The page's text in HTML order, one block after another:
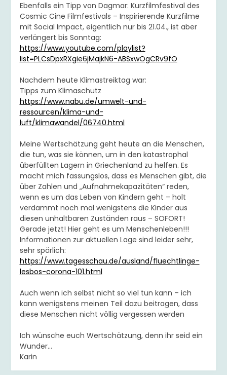
Ebenfalls ein Tipp von Dagmar: Kurzfilmfestival des
Cosmic Cine Filmfestivals – Inspirierende Kurzfilme
mit Social Impact, eigentlich nur bis 21.04., ist aber
verlängert bis Sonntag:
https://www.youtube.com/playlist?
list=PLCsDpxRXgie6jMajkN6-ABSxwOgCRv9fO
Nachdem heute Klimastreiktag war:
Tipps zum Klimaschutz
https://www.nabu.de/umwelt-und-
ressourcen/klima-und-
luft/klimawandel/06740.html
Meine Wertschätzung geht heute an die Menschen,
die tun, was sie können, um in den katastrophal
überfüllten Lagern in Griechenland zu helfen. Es
macht mich fassungslos, dass es Menschen gibt, die
über Zahlen und „Aufnahmekapazitäten“ reden,
wenn es um das Leben von Kindern geht – holt
verdammt noch mal wenigstens die Kinder aus
diesen unhaltbaren Zuständen raus – SOFORT!
Gerade jetzt! Hier geht es um Menschenleben!!!
Informationen zur aktuellen Lage sind leider sehr,
sehr spärlich:
https://www.tagesschau.de/ausland/fluechtlinge-
lesbos-corona-101.html
Auch wenn ich selbst nicht so viel tun kann – ich
kann wenigstens meinen Teil dazu beitragen, dass
diese Menschen nicht völlig vergessen werden
Ich wünsche euch Wertschätzung, denn ihr seid ein
Wunder…
Karin